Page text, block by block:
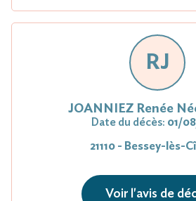
RJ
JOANNIEZ Renée
Date du décès: 01/
21110 - Bessey-lès-
Voir l'avis de